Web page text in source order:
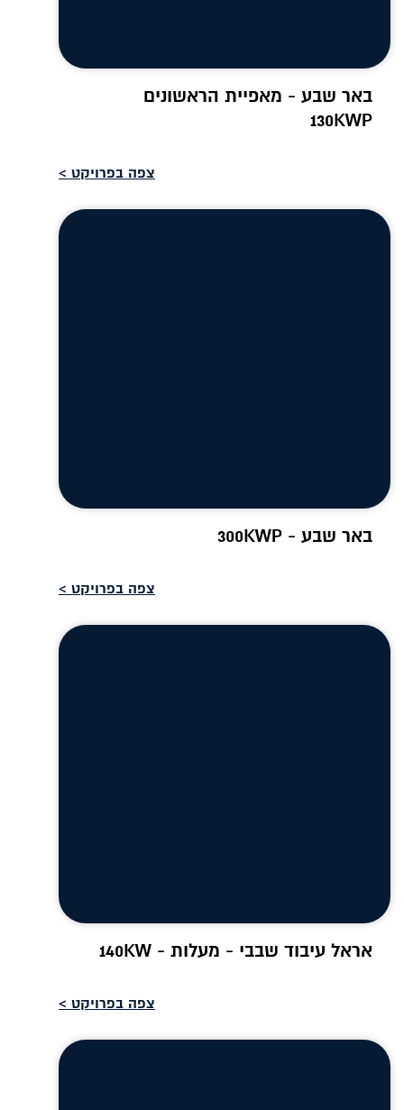
באר שבע - מאפיית הראשונים
130KWP
צפה בפרויקט >
באר שבע - 300KWP
צפה בפרויקט >
אראל עיבוד שבבי - מעלות - 140KW
צפה בפרויקט >